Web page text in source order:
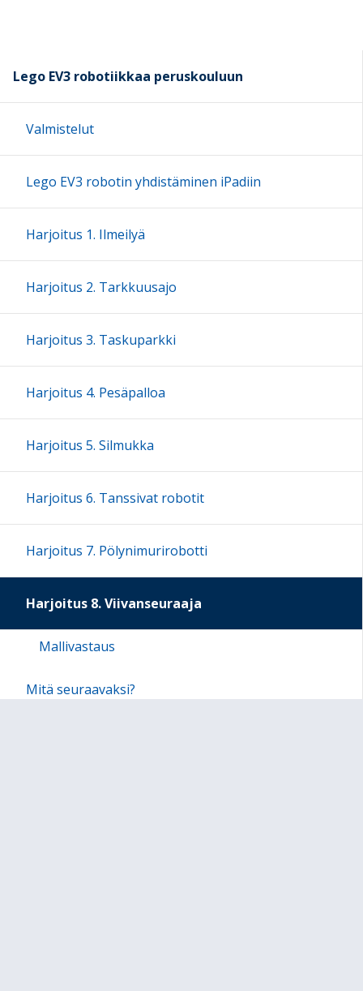
Lego EV3 robotiikkaa peruskouluun
Valmistelut
Lego EV3 robotin yhdistäminen iPadiin
Harjoitus 1. Ilmeilyä
Harjoitus 2. Tarkkuusajo
Harjoitus 3. Taskuparkki
Harjoitus 4. Pesäpalloa
Harjoitus 5. Silmukka
Harjoitus 6. Tanssivat robotit
Harjoitus 7. Pölynimurirobotti
Harjoitus 8. Viivanseuraaja
Mallivastaus
Mitä seuraavaksi?